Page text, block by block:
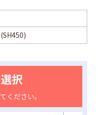
択
ください。